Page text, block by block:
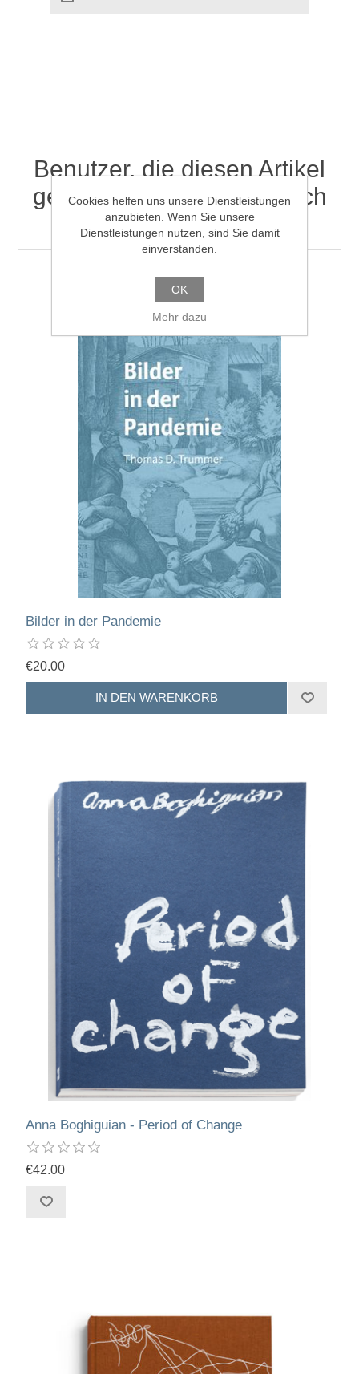
Benutzer, die diesen Artikel
gekauft haben, haben auch
gekauft
Bilder in der Pandemie
€20.00
Anna Boghiguian - Period of Change
€42.00
Cookies helfen uns unsere Dienstleistungen
anzubieten. Wenn Sie unsere
Dienstleistungen nutzen, sind Sie damit
einverstanden.
OK
Mehr dazu